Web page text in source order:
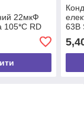
22мкФ
105*C RD
63В